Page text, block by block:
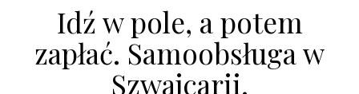
Idź w pole, a potem
zapłać. Samoobsługa w
Szwajcarii.